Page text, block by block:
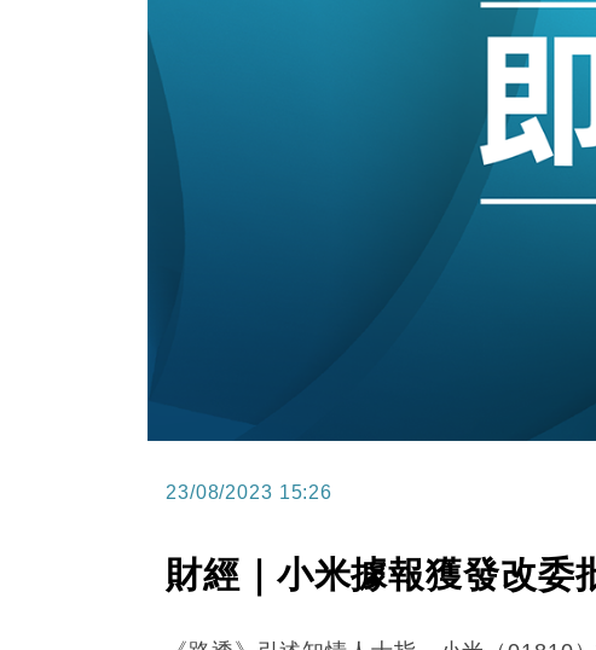
財經｜香港7月PMI回落至51 企業擴張放
財經｜黑石傳再籌逾360億美元 支援
10:57 財經｜美商務部擬擴大金屬關稅範圍 14
18:15 本地｜新世界K11 9月升級會員制度 增鉑
17:40 財經｜本港6月零售額連升14個月 珠寶鐘
財經｜滙控重啟最多10億美元回購 派息
23/08/2023 15:26
財經｜小米據報獲發改委